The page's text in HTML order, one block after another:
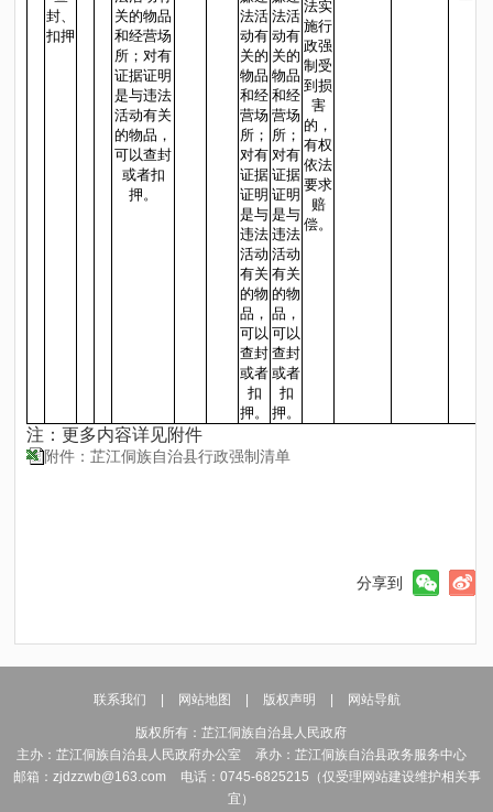
封、
扣押
关的物品
和经营场
所；对有
证据证明
是与违法
活动有关
的物品，
可以查封
或者扣
押。
法活
动有
关的
物品
和经
营场
所；
对有
证据
证明
是与
违法
活动
有关
的物
品，
可以
查封
或者
扣
押。
法活
动有
关的
物品
和经
营场
所；
对有
证据
证明
是与
违法
活动
有关
的物
品，
可以
查封
或者
扣
押。
法实
施行
政强
制受
到损
害
的，
有权
依法
要求
赔
偿。
注：更多内容详见附件
附件：芷江侗族自治县行政强制清单
分享到
联系我们 网站地图 版权声明 网站导航
版权所有：芷江侗族自治县人民政府
主办：芷江侗族自治县人民政府办公室
承办：芷江侗族自治县政务服务中心
邮箱：zjdzzwb@163.com
电话：0745-6825215（仅受理网站建设维护相关事
宜）